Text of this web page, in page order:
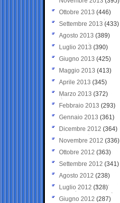
Ottobre 2013 (446)
Settembre 2013 (433)
Agosto 2013 (389)
Luglio 2013 (390)
Giugno 2013 (425)
Maggio 2013 (413)
Aprile 2013 (345)
Marzo 2013 (372)
Febbraio 2013 (293)
Gennaio 2013 (361)
Dicembre 2012 (364)
Novembre 2012 (336)
Ottobre 2012 (363)
Settembre 2012 (341)
Agosto 2012 (238)
Luglio 2012 (328)
Giugno 2012 (287)